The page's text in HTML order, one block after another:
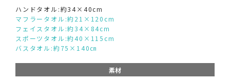
ハンドタオル:約34×40cm
マフラータオル:約21×120cm
フェイスタオル:約34×84cm
スポーツタオル:約40×115cm
バスタオル:約75×140㎝
素材